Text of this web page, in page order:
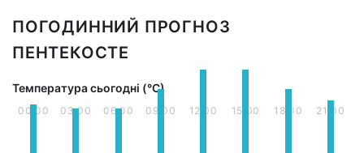
ПОГОДИННИЙ ПРОГНОЗ
ПЕНТЕКОСТЕ
Температура сьогодні (°С)
00:00 03:00 06:00 09:00 12:00 15:00 18:00 21:00